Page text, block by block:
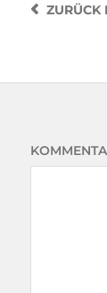
ZURÜCK